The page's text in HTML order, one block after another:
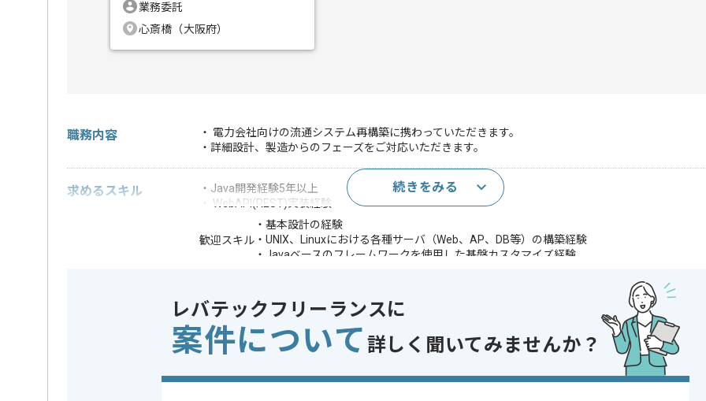
業務委託
心斎橋（大阪府）
職務内容
・ 電力会社向けの流通システム再構築に携わっていただきます。
・詳細設計、製造からのフェーズをご対応いただきます。
求めるスキル
・Java開発経験5年以上
・ WebAPI(REST)実装経験
歓迎スキル
・基本設計の経験
・UNIX、Linuxにおける各種サーバ（Web、AP、DB等）の構築経験
・Javaベースのフレームワークを使用した基盤カスタマイズ経験
この案件で扱う技術 OS Linux , Unix
特徴
参画実績あり , 長期プロジェクト
続きをみる
レバテックフリーランスに
案件について 詳しく聞いてみませんか？